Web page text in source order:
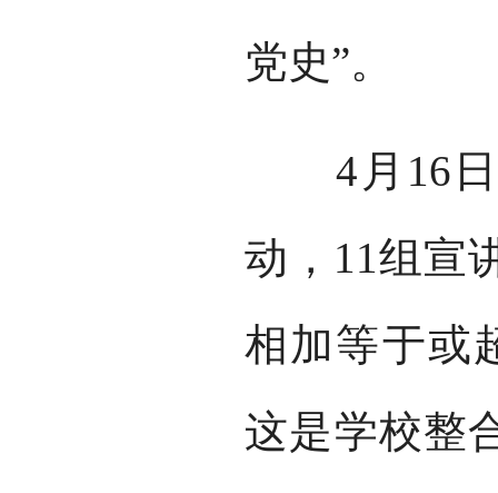
党史”。
4月16日
动，11组宣
相加等于或
这是学校整